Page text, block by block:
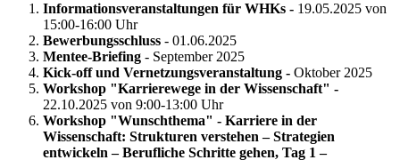
Informationsveranstaltungen für WHKs - 19.05.2025 von
15:00-16:00 Uhr
Bewerbungsschluss - 01.06.2025
Mentee-Briefing - September 2025
Kick-off und Vernetzungsveranstaltung - Oktober 2025
Workshop "Karrierewege in der Wissenschaft" -
22.10.2025 von 9:00-13:00 Uhr
Workshop "Wunschthema" - Karriere in der
Wissenschaft: Strukturen verstehen – Strategien
entwickeln – Berufliche Schritte gehen, Tag 1 –